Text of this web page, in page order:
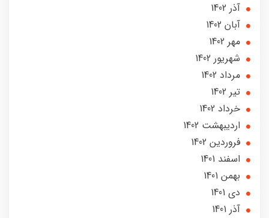
آذر 1402
آبان 1402
مهر 1402
شهریور 1402
مرداد 1402
تير 1402
خرداد 1402
ارديبهشت 1402
فروردین 1402
اسفند 1401
بهمن 1401
دی 1401
آذر 1401